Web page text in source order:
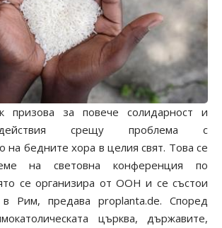
призова за повече солидарност и
срещу проблема с
на бедните хора в целия свят. Това се
на световна конференция по
се организира от ООН и се състои
Рим, предава proplanta.de. Според
църква, държавите,